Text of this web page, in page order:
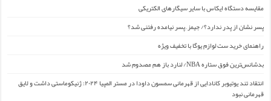
مقایسه دستگاه ایکاس با سایر سیگارهای الکتریکی
پسر نشان از پدر ندارد؟/ جیمز ِ پسر نیامده رفتنی شد؟
راهنمای خرید ست لوازم یوگا با تخفیف ویژه
بدشانس‌ترین فوق ستاره NBA/ لنارد باز هم مصدوم شد
انتقاد تند یوتیوبر کانادایی از قهرمانی سمسون داودا در مستر المپیا ۲۰۲۴: ژنیکوماستی داشت و لایق
قهرمانی نبود